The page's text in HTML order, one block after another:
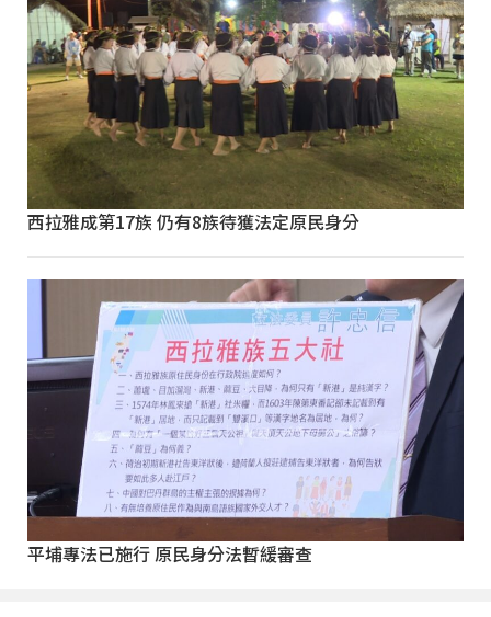
西拉雅成第17族 仍有8族待獲法定原民身分
平埔專法已施行 原民身分法暫緩審查